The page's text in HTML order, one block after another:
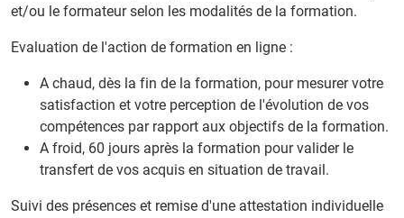
et/ou le formateur selon les modalités de la formation.
Evaluation de l'action de formation en ligne :
A chaud, dès la fin de la formation, pour mesurer votre
satisfaction et votre perception de l'évolution de vos
compétences par rapport aux objectifs de la formation.
A froid, 60 jours après la formation pour valider le
transfert de vos acquis en situation de travail.
Suivi des présences et remise d'une attestation individuelle